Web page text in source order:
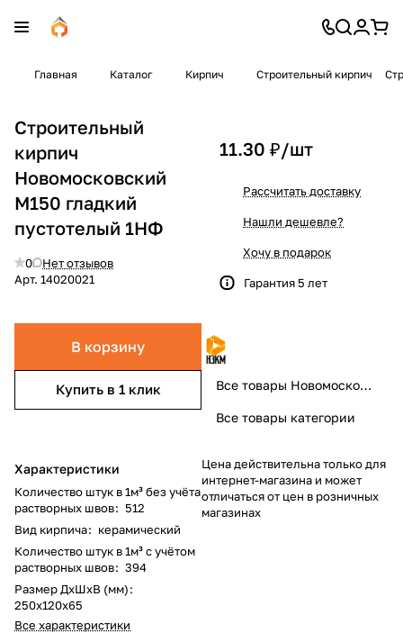
Главная Каталог Кирпич Строительный кирпич
Строительный
кирпич
Новомосковский
М150 гладкий
пустотелый 1НФ
0
Нет отзывов
Арт. 14020021
В корзину
Купить в 1 клик
Характеристики
Количество штук в 1м³ без учёта
растворных швов: 512
Вид кирпича: керамический
Количество штук в 1м³ c учётом
растворных швов: 394
Размер ДхШхВ (мм):
250х120х65
Все характеристики
11.30 ₽/шт
Рассчитать доставку
Нашли дешевле?
Хочу в подарок
Гарантия 5 лет
Все товары Новомосковский
Все товары категории
Цена действительна только для
интернет-магазина и может
отличаться от цен в розничных
магазинах